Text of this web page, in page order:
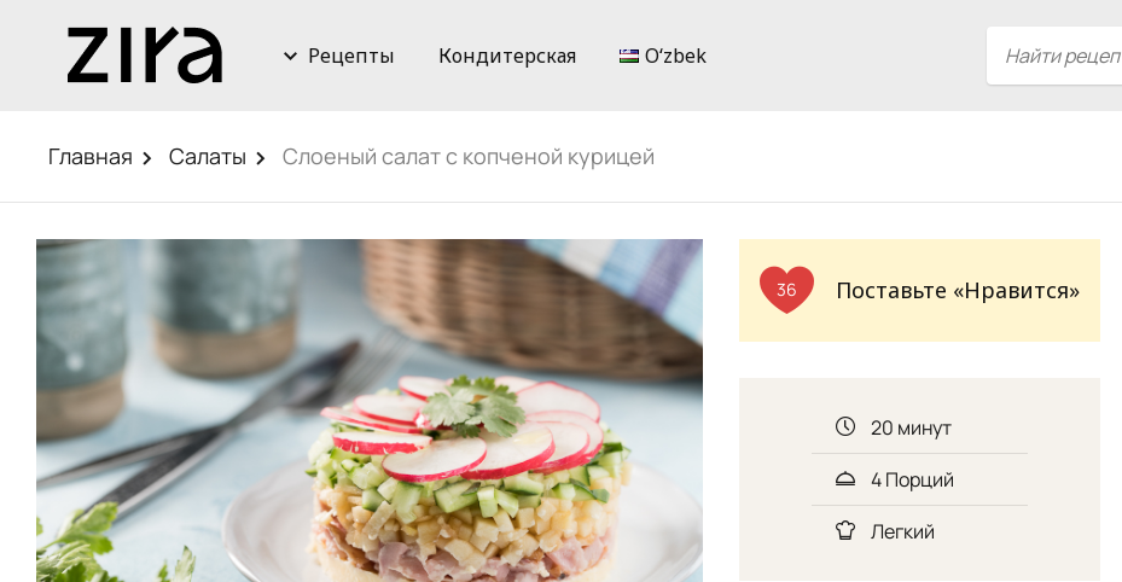
Рецепты Кондитерская Oʻzbek
Главная Салаты Слоеный салат с копченой курицей
36 Поставьте «Нравится»
20 минут
4 Порций
Легкий